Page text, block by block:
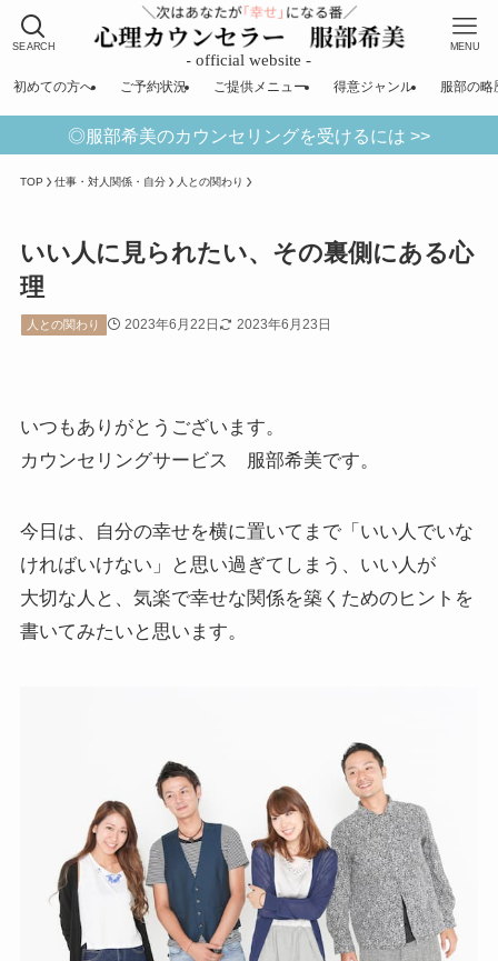
SEARCH MENU
初めての方へ ご予約状況 ご提供メニュー 得意ジャンル 服部の略
◎服部希美のカウンセリングを受けるには >>
TOP 仕事・対人関係・自分 人との関わり
いい人に見られたい、その裏側にある心
理
人との関わり 2023年6月22日 2023年6月23日
いつもありがとうございます。
カウンセリングサービス 服部希美です。
今日は、自分の幸せを横に置いてまで「いい人でいな
ければいけない」と思い過ぎてしまう、いい人が
大切な人と、気楽で幸せな関係を築くためのヒントを
書いてみたいと思います。